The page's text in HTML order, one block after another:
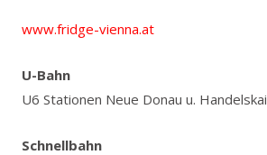
www.fridge-vienna.at
U-Bahn
U6 Stationen Neue Donau u. Handelskai
Schnellbahn